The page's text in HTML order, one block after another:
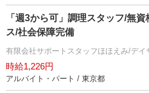
「週3から可」調理スタッフ/無
ス/社会保障完備
有限会社サポートスタッフほほえみ/デイ
時給1,226円
アルバイト・パート / 東京都